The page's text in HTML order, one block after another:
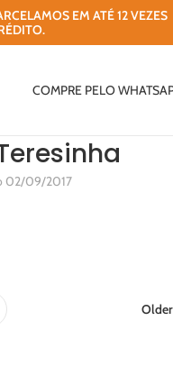
EM ATÉ 12 VEZES
COMPRE PELO
02/09/2017
Older